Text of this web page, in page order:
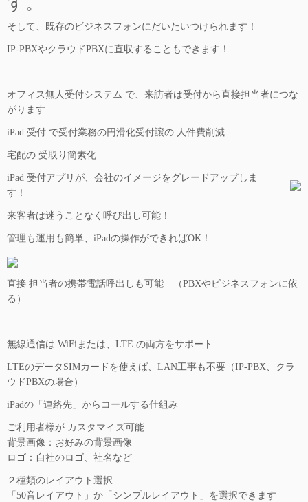
そして、既存のビジネスフォンにだいたいつけられます！
IP-PBXやクラウドPBXに直収することもできます！
オフィス無人受付システム で、来訪者は受付から直接担当者につな
がります
iPad 受付 で受付業務の円滑化受付譲の 人件費削減
宅配の 受取り簡素化
iPad 受付アプリが、会社のイメージをグレードアップしま
す！
来客者は迷うことなく呼び出し可能！
管理も運用も簡単、iPadの操作ができればOK！
直接 担当者の携帯電話呼出しも可能 （PBXやビジネスフォンに依
る）
無線通信は WiFiまたは、LTE の両方をサポート
LTEのデータSIMカードを使えば、LAN工事も不要（IP-PBX、クラ
ウドPBXの場合）
iPadの「連絡先」からコールする仕組み
ご利用者様が カスタマイズ可能
背景画像：お好みの背景画像
ロゴ：自社のロゴ、社名など
２種類のレイアウト選択
「50音レイアウト」か「シンプルレイアウト」を選択できます